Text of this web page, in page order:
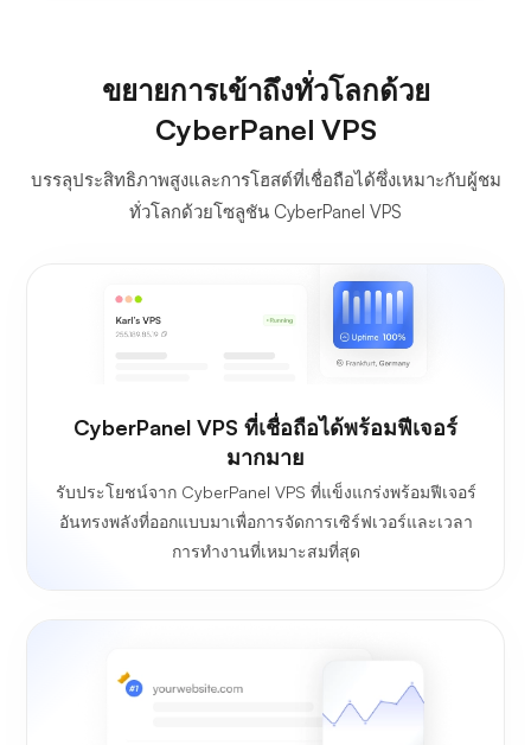
ขยายการเข้าถึงทั่วโลกด้วย
CyberPanel VPS
บรรลุประสิทธิภาพสูงและการโฮสต์ที่เชื่อถือได้ซึ่งเหมาะกับผู้ชม
ทั่วโลกด้วยโซลูชัน CyberPanel VPS
CyberPanel VPS ที่เชื่อถือได้พร้อมฟีเจอร์
มากมาย
รับประโยชน์จาก CyberPanel VPS ที่แข็งแกร่งพร้อมฟีเจอร์
อันทรงพลังที่ออกแบบมาเพื่อการจัดการเซิร์ฟเวอร์และเวลา
การทำงานที่เหมาะสมที่สุด